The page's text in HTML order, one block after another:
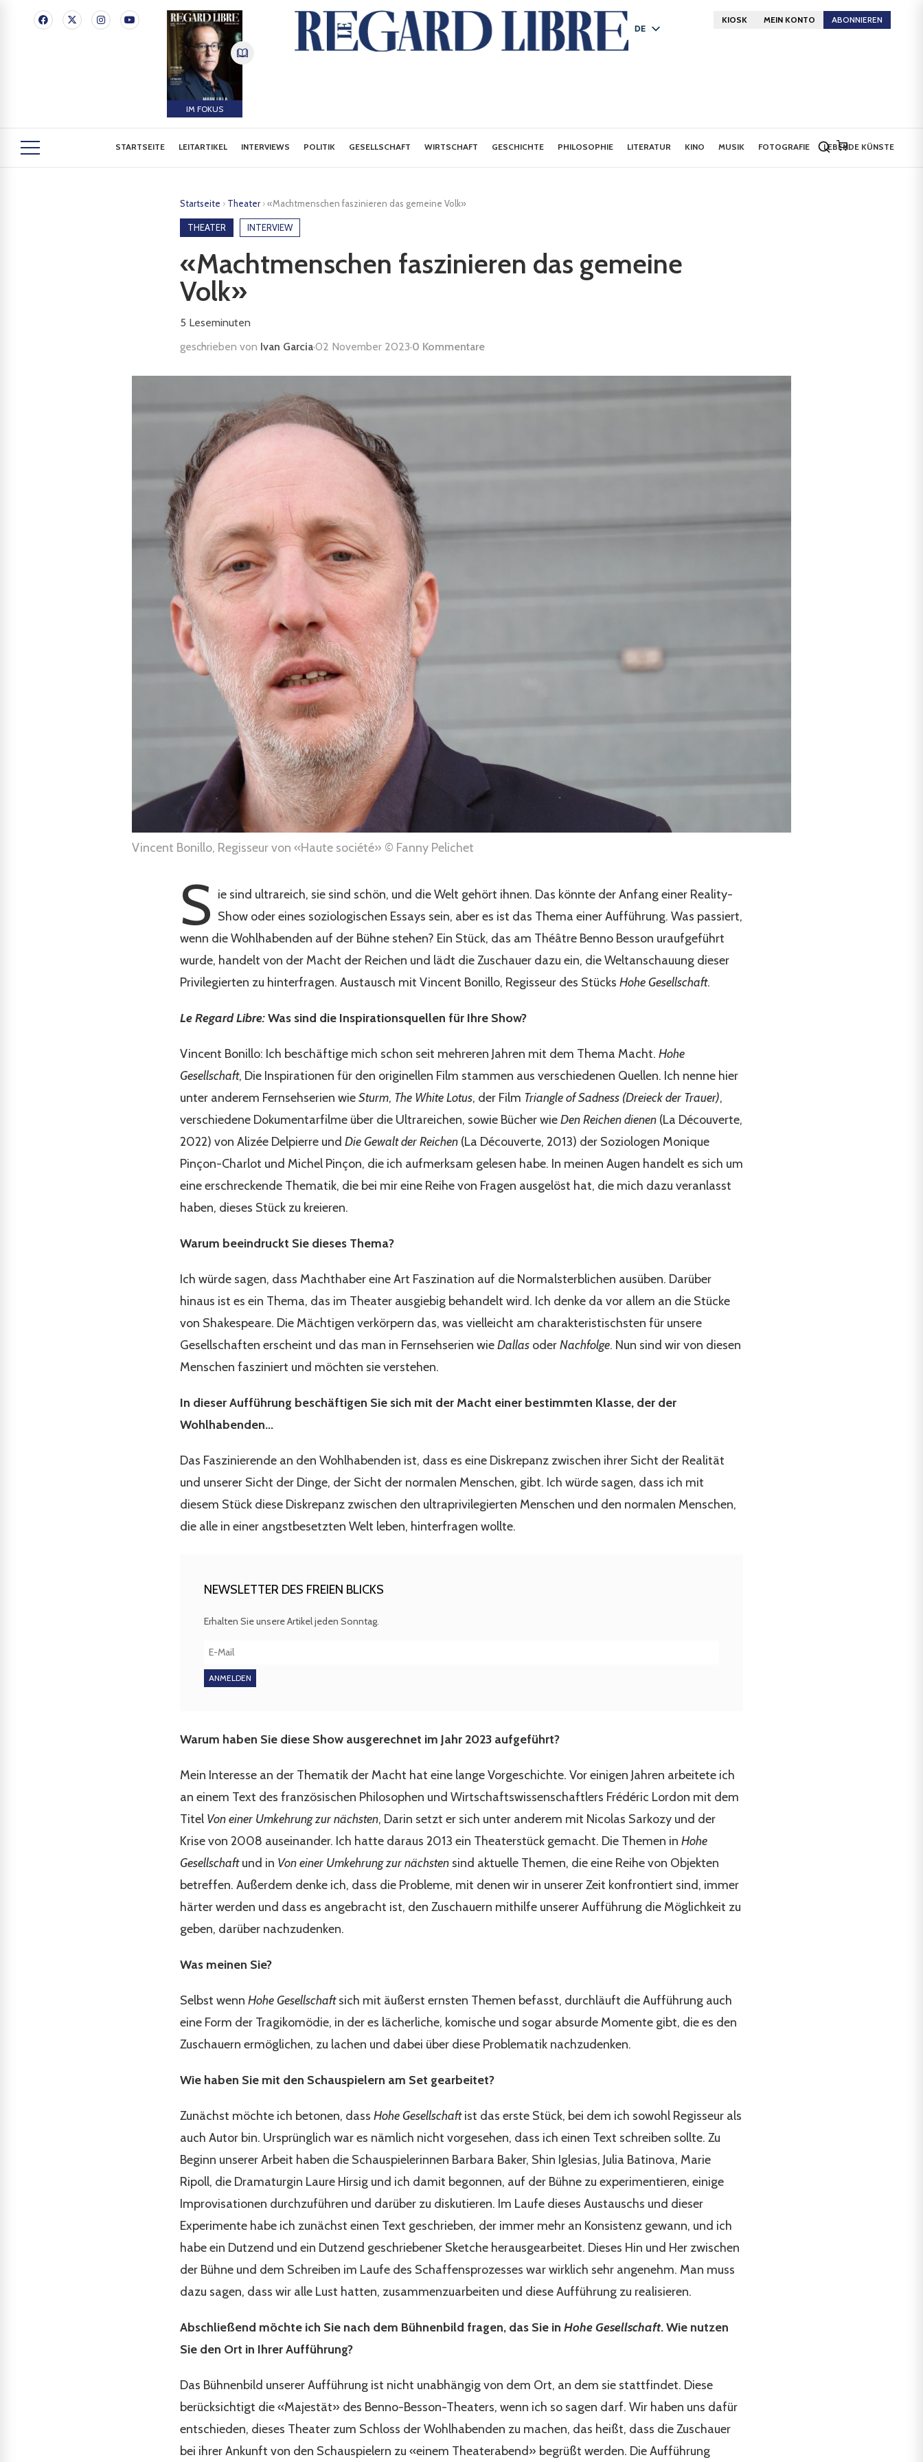
IM FOKUS
DE
KIOSK MEIN KONTO ABONNIEREN
STARTSEITE LEITARTIKEL INTERVIEWS POLITIK GESELLSCHAFT WIRTSCHAFT GESCHICHTE PHILOSOPHIE LITERATUR KINO MUSIK FOTOGRAFIE LEBENDE KÜNSTE
Startseite › Theater ›«Machtmenschen faszinieren das gemeine Volk»
THEATER INTERVIEW
«Machtmenschen faszinieren das gemeine
Volk»
5 Leseminuten
geschrieben von Ivan Garcia·02 November 2023·0 Kommentare
Vincent Bonillo, Regisseur von «Haute société» © Fanny Pelichet
S ie sind ultrareich, sie sind schön, und die Welt gehört ihnen. Das könnte der Anfang einer Reality-
Show oder eines soziologischen Essays sein, aber es ist das Thema einer Aufführung. Was passiert,
wenn die Wohlhabenden auf der Bühne stehen? Ein Stück, das am Théâtre Benno Besson uraufgeführt
wurde, handelt von der Macht der Reichen und lädt die Zuschauer dazu ein, die Weltanschauung dieser
Privilegierten zu hinterfragen. Austausch mit Vincent Bonillo, Regisseur des Stücks Hohe Gesellschaft.
Le Regard Libre:Was sind die Inspirationsquellen für Ihre Show?
Vincent Bonillo: Ich beschäftige mich schon seit mehreren Jahren mit dem Thema Macht. Hohe
Gesellschaft, Die Inspirationen für den originellen Film stammen aus verschiedenen Quellen. Ich nenne hier
unter anderem Fernsehserien wieSturm, The White Lotus, der Film Triangle of Sadness (Dreieck der Trauer),
verschiedene Dokumentarfilme über die Ultrareichen, sowie Bücher wieDen Reichen dienen (La Découverte,
2022) von Alizée Delpierre und Die Gewalt der Reichen (La Découverte, 2013) der Soziologen Monique
Pinçon-Charlot und Michel Pinçon, die ich aufmerksam gelesen habe. In meinen Augen handelt es sich um
eine erschreckende Thematik, die bei mir eine Reihe von Fragen ausgelöst hat, die mich dazu veranlasst
haben, dieses Stück zu kreieren.
Warum beeindruckt Sie dieses Thema?
Ich würde sagen, dass Machthaber eine Art Faszination auf die Normalsterblichen ausüben. Darüber
hinaus ist es ein Thema, das im Theater ausgiebig behandelt wird. Ich denke da vor allem an die Stücke
von Shakespeare. Die Mächtigen verkörpern das, was vielleicht am charakteristischsten für unsere
Gesellschaften erscheint und das man in Fernsehserien wieDallas oderNachfolge. Nun sind wir von diesen
Menschen fasziniert und möchten sie verstehen.
In dieser Aufführung beschäftigen Sie sich mit der Macht einer bestimmten Klasse, der der
Wohlhabenden...
Das Faszinierende an den Wohlhabenden ist, dass es eine Diskrepanz zwischen ihrer Sicht der Realität
und unserer Sicht der Dinge, der Sicht der normalen Menschen, gibt. Ich würde sagen, dass ich mit
diesem Stück diese Diskrepanz zwischen den ultraprivilegierten Menschen und den normalen Menschen,
die alle in einer angstbesetzten Welt leben, hinterfragen wollte.
NEWSLETTER DES FREIEN BLICKS
Erhalten Sie unsere Artikel jeden Sonntag.
Warum haben Sie diese Show ausgerechnet im Jahr 2023 aufgeführt?
Mein Interesse an der Thematik der Macht hat eine lange Vorgeschichte. Vor einigen Jahren arbeitete ich
an einem Text des französischen Philosophen und Wirtschaftswissenschaftlers Frédéric Lordon mit dem
Titel Von einer Umkehrung zur nächsten, Darin setzt er sich unter anderem mit Nicolas Sarkozy und der
Krise von 2008 auseinander. Ich hatte daraus 2013 ein Theaterstück gemacht. Die Themen in Hohe
Gesellschaftund in Von einer Umkehrung zur nächsten sind aktuelle Themen, die eine Reihe von Objekten
betreffen. Außerdem denke ich, dass die Probleme, mit denen wir in unserer Zeit konfrontiert sind, immer
härter werden und dass es angebracht ist, den Zuschauern mithilfe unserer Aufführung die Möglichkeit zu
geben, darüber nachzudenken.
Was meinen Sie?
Selbst wenn Hohe Gesellschaftsich mit äußerst ernsten Themen befasst, durchläuft die Aufführung auch
eine Form der Tragikomödie, in der es lächerliche, komische und sogar absurde Momente gibt, die es den
Zuschauern ermöglichen, zu lachen und dabei über diese Problematik nachzudenken.
Wie haben Sie mit den Schauspielern am Set gearbeitet?
Zunächst möchte ich betonen, dass Hohe Gesellschaftist das erste Stück, bei dem ich sowohl Regisseur als
auch Autor bin. Ursprünglich war es nämlich nicht vorgesehen, dass ich einen Text schreiben sollte. Zu
Beginn unserer Arbeit haben die Schauspielerinnen Barbara Baker, Shin Iglesias, Julia Batinova, Marie
Ripoll, die Dramaturgin Laure Hirsig und ich damit begonnen, auf der Bühne zu experimentieren, einige
Improvisationen durchzuführen und darüber zu diskutieren. Im Laufe dieses Austauschs und dieser
Experimente habe ich zunächst einen Text geschrieben, der immer mehr an Konsistenz gewann, und ich
habe ein Dutzend und ein Dutzend geschriebener Sketche herausgearbeitet. Dieses Hin und Her zwischen
der Bühne und dem Schreiben im Laufe des Schaffensprozesses war wirklich sehr angenehm. Man muss
dazu sagen, dass wir alle Lust hatten, zusammenzuarbeiten und diese Aufführung zu realisieren.
Abschließend möchte ich Sie nach dem Bühnenbild fragen, das Sie in Hohe Gesellschaft. Wie nutzen
Sie den Ort in Ihrer Aufführung?
Das Bühnenbild unserer Aufführung ist nicht unabhängig von dem Ort, an dem sie stattfindet. Diese
berücksichtigt die «Majestät» des Benno-Besson-Theaters, wenn ich so sagen darf. Wir haben uns dafür
entschieden, dieses Theater zum Schloss der Wohlhabenden zu machen, das heißt, dass die Zuschauer
bei ihrer Ankunft von den Schauspielern zu «einem Theaterabend» begrüßt werden. Die Aufführung